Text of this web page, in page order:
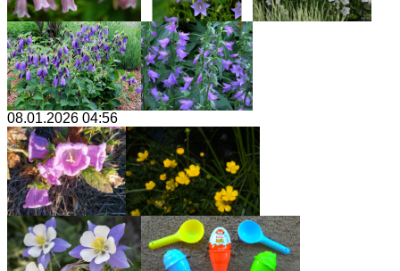
08.01.2026 04:56